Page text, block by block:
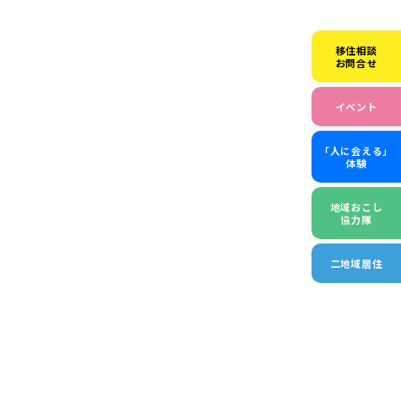
移住相談
お問合せ
イベント
「人に会える」
体験
地域おこし
協力隊
二地域居住